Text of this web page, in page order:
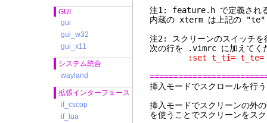
GUI
gui
gui_w32
gui_x11
システム統合
wayland
拡張インターフェース
if_cscop
if_lua
注1: feature.h で定義される
内蔵の xterm は上記の "te"
注2: スクリーンのスイッチを
次の行を .vimrc に加えてく
:set t_ti= t_te=
挿入モードで
挿入モードでスクリーンの外
を使うことでスクリーンをス